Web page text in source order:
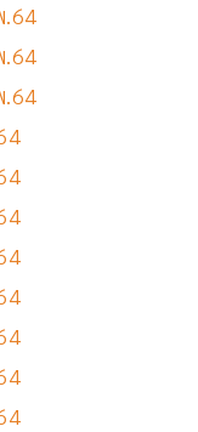
.64
.64
.64